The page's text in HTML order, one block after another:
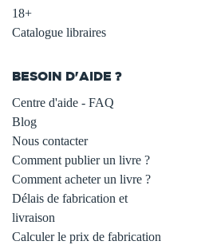
18+
Catalogue libraires
BESOIN D'AIDE ?
Centre d'aide - FAQ
Blog
Nous contacter
Comment publier un livre ?
Comment acheter un livre ?
Délais de fabrication et
livraison
Calculer le prix de fabrication